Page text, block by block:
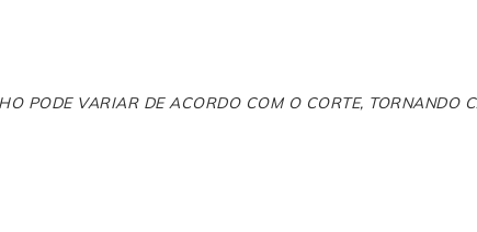
PODE VARIAR DE ACORDO COM O CORTE, TORNANDO